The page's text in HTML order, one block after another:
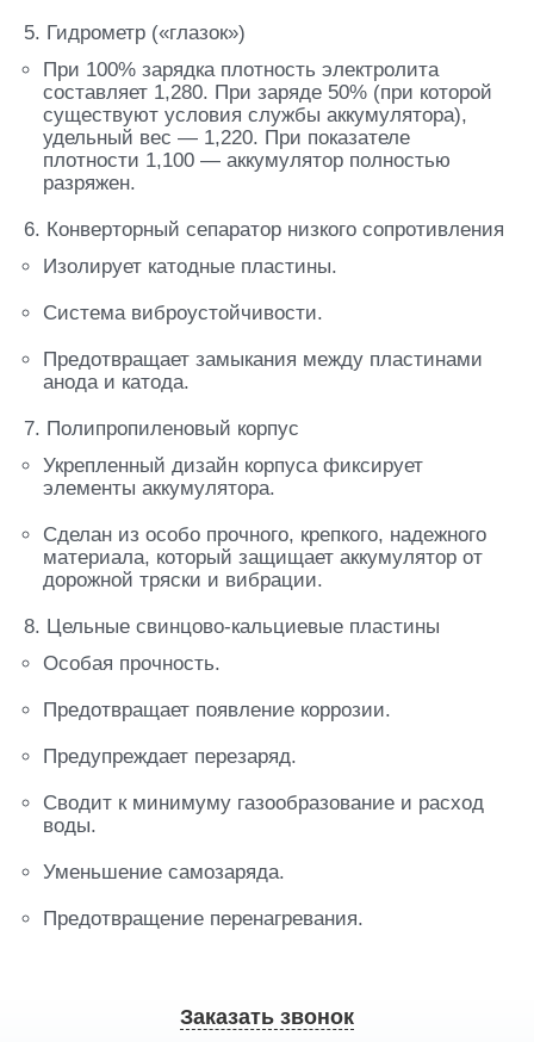
5. Гидрометр («глазок»)
При 100% зарядка плотность электролита
составляет 1,280. При заряде 50% (при которой
существуют условия службы аккумулятора),
удельный вес — 1,220. При показателе
плотности 1,100 — аккумулятор полностью
разряжен.
6. Конверторный сепаратор низкого сопротивления
Изолирует катодные пластины.
Система виброустойчивости.
Предотвращает замыкания между пластинами
анода и катода.
7. Полипропиленовый корпус
Укрепленный дизайн корпуса фиксирует
элементы аккумулятора.
Сделан из особо прочного, крепкого, надежного
материала, который защищает аккумулятор от
дорожной тряски и вибрации.
8. Цельные свинцово-кальциевые пластины
Особая прочность.
Предотвращает появление коррозии.
Предупреждает перезаряд.
Сводит к минимуму газообразование и расход
воды.
Уменьшение самозаряда.
Предотвращение перенагревания.
Заказать звонок